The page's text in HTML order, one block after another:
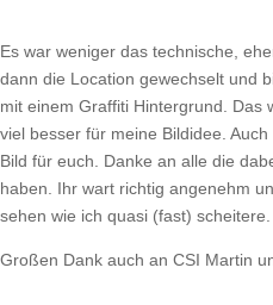
Es war weniger das technische,
dann die Location gewechselt und
mit einem Graffiti Hintergrund. Das
viel besser für meine Bildidee.
Bild für euch. Danke an alle die
haben. Ihr wart richtig angenehm
sehen wie ich quasi (fast) scheitere.
Großen Dank auch an CSI Martin